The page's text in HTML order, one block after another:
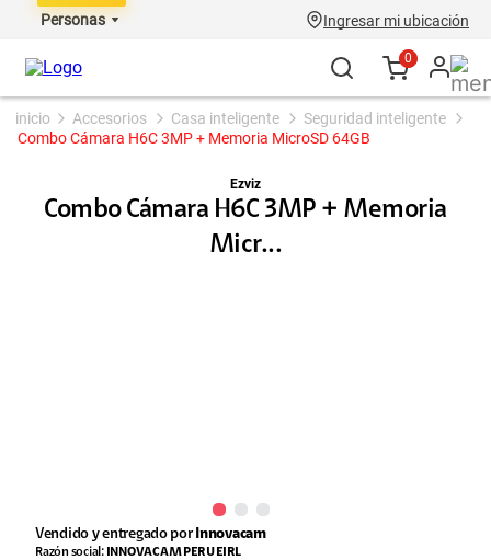
Personas Ingresar mi ubicación
0
accesorios casa inteligente
seguridad inteligente
Combo Cámara H6C 3MP + Memoria MicroSD 64GB
Ezviz
Combo Cámara H6C 3MP + Memoria
Micr...
Vendido y entregado por Innovacam
Razón social: INNOVACAM PERU EIRL